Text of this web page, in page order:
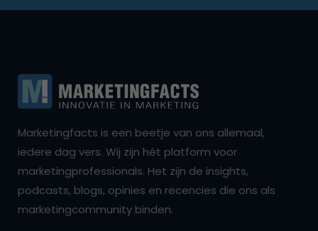
Marketingfacts is een beetje van ons allemaal,
iedere dag vers. Wij zijn hét platform voor
marketingprofessionals. Het zijn de insights,
podcasts, blogs, opinies en recencies die ons als
marketingcommunity binden.